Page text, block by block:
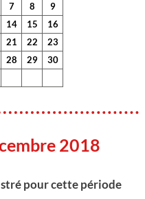
7 8
9
14 15
16
21 22
23
28 29
30
2018
pour cette période